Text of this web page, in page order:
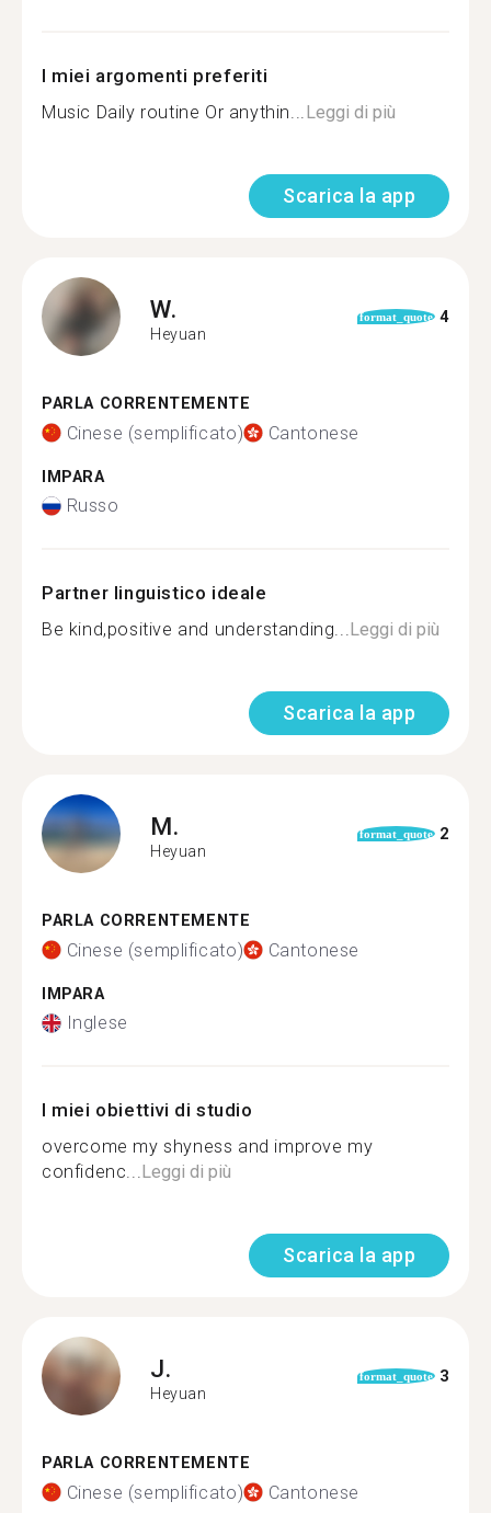
I miei argomenti preferiti
Music Daily routine Or anythin...Leggi di più
Scarica la app
W.
Heyuan
format_quote 4
PARLA CORRENTEMENTE
Cinese (semplificato) Cantonese
IMPARA
Russo
Partner linguistico ideale
Be kind,positive and understanding...Leggi di più
Scarica la app
M.
Heyuan
format_quote 2
PARLA CORRENTEMENTE
Cinese (semplificato) Cantonese
IMPARA
Inglese
I miei obiettivi di studio
overcome my shyness and improve my
confidenc...Leggi di più
Scarica la app
J.
Heyuan
format_quote 3
PARLA CORRENTEMENTE
Cinese (semplificato) Cantonese